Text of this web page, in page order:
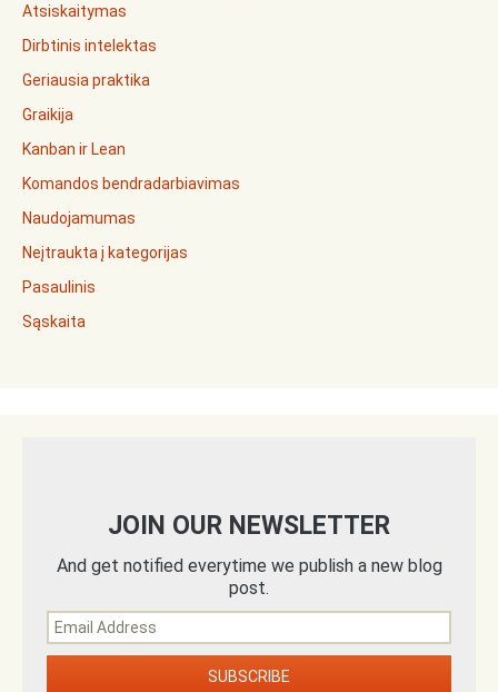
Atsiskaitymas
Dirbtinis intelektas
Geriausia praktika
Graikija
Kanban ir Lean
Komandos bendradarbiavimas
Naudojamumas
Neįtraukta į kategorijas
Pasaulinis
Sąskaita
JOIN OUR NEWSLETTER
And get notified everytime we publish a new blog
post.